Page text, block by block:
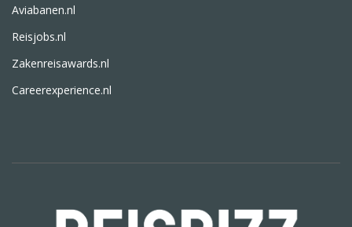
Aviabanen.nl
Reisjobs.nl
Zakenreisawards.nl
Careerexperience.nl